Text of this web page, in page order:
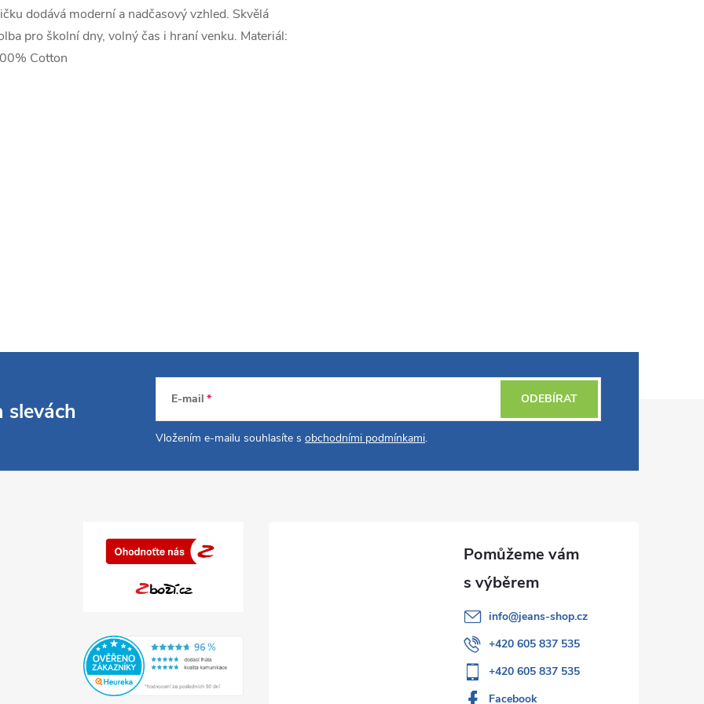
dodává moderní a nadčasový vzhled. Skvělá
pro školní dny, volný čas i hraní venku. Materiál:
Cotton
slevách E-mail
Vložením e-mailu souhlasíte s obchodními podmínkami.
ODEBÍRAT
info@jeans-shop.cz
+420 605 837 535
+420 605 837 535
Facebook